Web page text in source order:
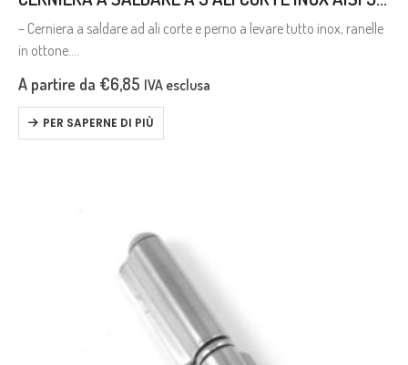
– Cerniera a saldare ad ali corte e perno a levare tutto inox, ranelle
in ottone.
brass rings.
A partire da €6,85 IVA esclusa
PER SAPERNE DI PIÙ